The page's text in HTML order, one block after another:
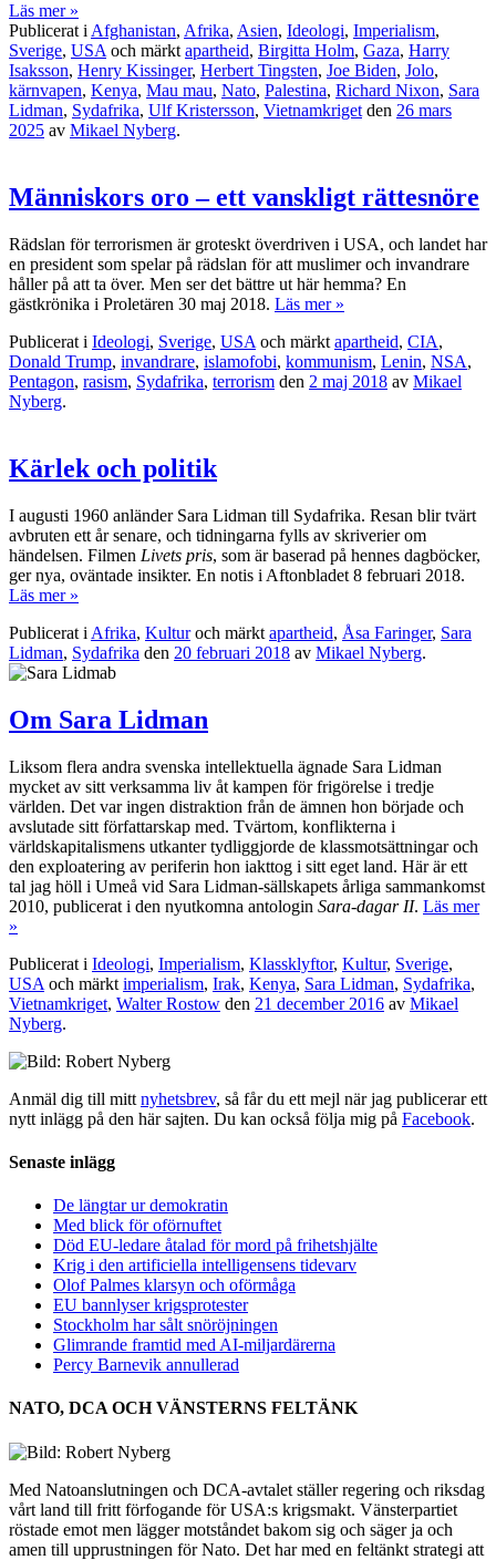
Läs mer »
Publicerat i Afghanistan, Afrika, Asien, Ideologi, Imperialism,
Sverige, USA och märkt apartheid, Birgitta Holm, Gaza, Harry
Isaksson, Henry Kissinger, Herbert Tingsten, Joe Biden, Jolo,
kärnvapen, Kenya, Mau mau, Nato, Palestina, Richard Nixon, Sara
Lidman, Sydafrika, Ulf Kristersson, Vietnamkriget den 26 mars
2025 av Mikael Nyberg.
Människors oro – ett vanskligt rättesnöre
Rädslan för terrorismen är groteskt överdriven i USA, och landet har
en president som spelar på rädslan för att muslimer och invandrare
håller på att ta över. Men ser det bättre ut här hemma? En
gästkrönika i Proletären 30 maj 2018. Läs mer »
Publicerat i Ideologi, Sverige, USA och märkt apartheid, CIA,
Donald Trump, invandrare, islamofobi, kommunism, Lenin, NSA,
Pentagon, rasism, Sydafrika, terrorism den 2 maj 2018 av Mikael
Nyberg.
Kärlek och politik
I augusti 1960 anländer Sara Lidman till Sydafrika. Resan blir tvärt
avbruten ett år senare, och tidningarna fylls av skriverier om
händelsen. Filmen Livets pris, som är baserad på hennes dagböcker,
ger nya, oväntade insikter. En notis i Aftonbladet 8 februari 2018.
Läs mer »
Publicerat i Afrika, Kulturoch märkt apartheid, Åsa Faringer, Sara
Lidman, Sydafrika den 20 februari 2018 av Mikael Nyberg.
Om Sara Lidman
Liksom flera andra svenska intellektuella ägnade Sara Lidman
mycket av sitt verksamma liv åt kampen för frigörelse i tredje
världen. Det var ingen distraktion från de ämnen hon började och
avslutade sitt författarskap med. Tvärtom, konflikterna i
världskapitalismens utkanter tydliggjorde de klassmotsättningar och
den exploatering av periferin hon iakttog i sitt eget land. Här är ett
tal jag höll i Umeå vid Sara Lidman-sällskapets årliga sammankomst
2010, publicerat i den nyutkomna antologin Sara-dagar II. Läs mer
»
Publicerat i Ideologi, Imperialism, Klassklyftor, Kultur, Sverige,
USA och märkt imperialism, Irak, Kenya, Sara Lidman, Sydafrika,
Vietnamkriget, Walter Rostow den 21 december 2016 av Mikael
Nyberg.
Anmäl dig till mitt nyhetsbrev, så får du ett mejl när jag publicerar ett
nytt inlägg på den här sajten. Du kan också följa mig på Facebook.
Senaste inlägg
De längtar ur demokratin
Med blick för oförnuftet
Död EU-ledare åtalad för mord på frihetshjälte
Krig i den artificiella intelligensens tidevarv
Olof Palmes klarsyn och oförmåga
EU bannlyser krigsprotester
Stockholm har sålt snöröjningen
Glimrande framtid med AI-miljardärerna
Percy Barnevik annullerad
NATO, DCA OCH VÄNSTERNS FELTÄNK
Med Natoanslutningen och DCA-avtalet ställer regering och riksdag
vårt land till fritt förfogande för USA:s krigsmakt. Vänsterpartiet
röstade emot men lägger motståndet bakom sig och säger ja och
amen till upprustningen för Nato. Det har med en feltänkt strategi att